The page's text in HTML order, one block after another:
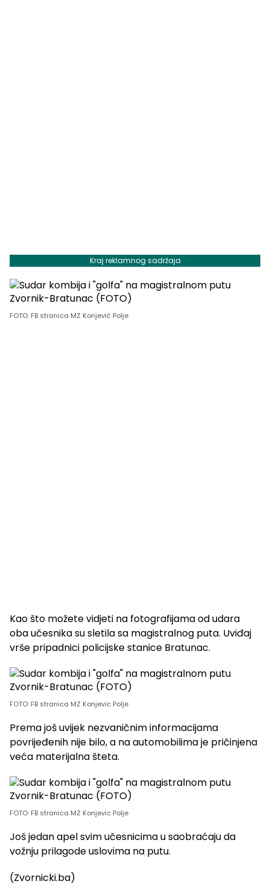
Kraj reklamnog sadržaja
FOTO: FB stranica MZ Konjević Polje
Kao što možete vidjeti na fotografijama od udara
oba učesnika su sletila sa magistralnog puta. Uviđaj
vrše pripadnici policijske stanice Bratunac.
FOTO: FB stranica MZ Konjevic Polje
Prema još uvijek nezvaničnim informacijama
povrijeđenih nije bilo, a na automobilima je pričinjena
veća materijalna šteta.
FOTO: FB stranica MZ Konjevic Polje
Još jedan apel svim učesnicima u saobraćaju da
vožnju prilagode uslovima na putu.
(Zvornicki.ba)